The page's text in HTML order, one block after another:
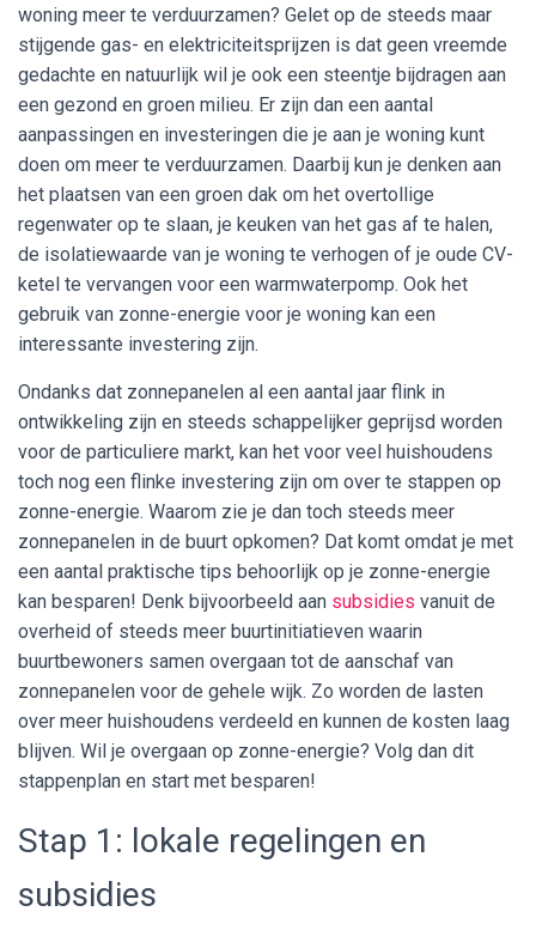
woning meer te verduurzamen? Gelet op de steeds maar
stijgende gas- en elektriciteitsprijzen is dat geen vreemde
gedachte en natuurlijk wil je ook een steentje bijdragen aan
een gezond en groen milieu. Er zijn dan een aantal
aanpassingen en investeringen die je aan je woning kunt
doen om meer te verduurzamen. Daarbij kun je denken aan
het plaatsen van een groen dak om het overtollige
regenwater op te slaan, je keuken van het gas af te halen,
de isolatiewaarde van je woning te verhogen of je oude CV-
ketel te vervangen voor een warmwaterpomp. Ook het
gebruik van zonne-energie voor je woning kan een
interessante investering zijn.
Ondanks dat zonnepanelen al een aantal jaar flink in
ontwikkeling zijn en steeds schappelijker geprijsd worden
voor de particuliere markt, kan het voor veel huishoudens
toch nog een flinke investering zijn om over te stappen op
zonne-energie. Waarom zie je dan toch steeds meer
zonnepanelen in de buurt opkomen? Dat komt omdat je met
een aantal praktische tips behoorlijk op je zonne-energie
kan besparen! Denk bijvoorbeeld aan subsidies vanuit de
overheid of steeds meer buurtinitiatieven waarin
buurtbewoners samen overgaan tot de aanschaf van
zonnepanelen voor de gehele wijk. Zo worden de lasten
over meer huishoudens verdeeld en kunnen de kosten laag
blijven. Wil je overgaan op zonne-energie? Volg dan dit
stappenplan en start met besparen!
Stap 1: lokale regelingen en
subsidies